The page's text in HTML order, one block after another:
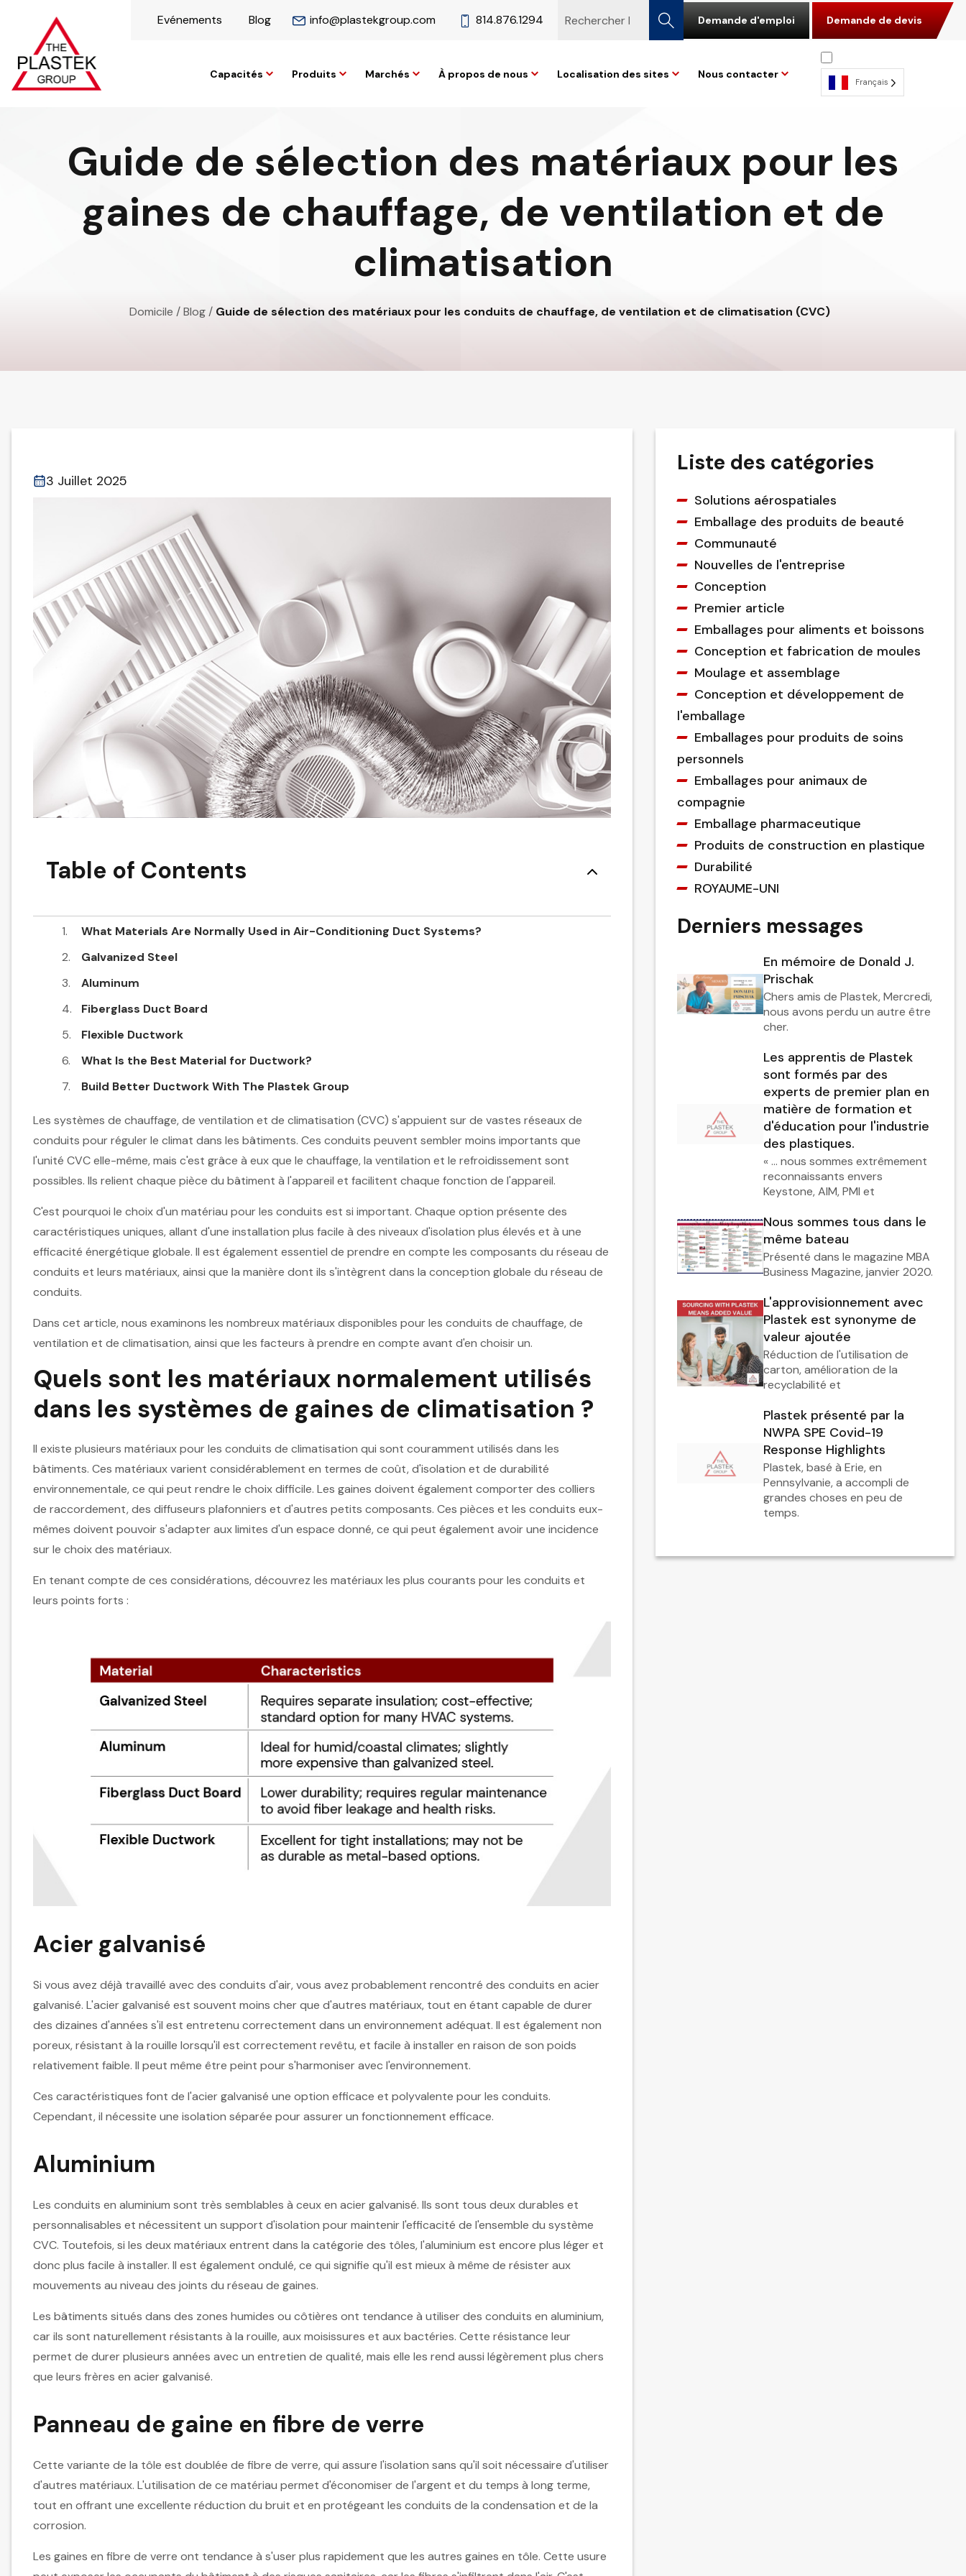
Evénements Blog info@plastekgroup.com 814.876.1294 Demande d'emploi Demande de devis
Capacités Produits Marchés À propos de nous Localisation des sites Nous contacter
Français
Guide de sélection des matériaux pour les
gaines de chauffage, de ventilation et de
climatisation
Domicile /Blog / Guide de sélection des matériaux pour les conduits de chauffage, de ventilation et de climatisation (CVC)
3 Juillet 2025
Table of Contents
What Materials Are Normally Used in Air-Conditioning Duct Systems?
Galvanized Steel
Aluminum
Fiberglass Duct Board
Flexible Ductwork
What Is the Best Material for Ductwork?
Build Better Ductwork With The Plastek Group
Les systèmes de chauffage, de ventilation et de climatisation (CVC) s'appuient sur de vastes réseaux de
conduits pour réguler le climat dans les bâtiments. Ces conduits peuvent sembler moins importants que
l'unité CVC elle-même, mais c'est grâce à eux que le chauffage, la ventilation et le refroidissement sont
possibles. Ils relient chaque pièce du bâtiment à l'appareil et facilitent chaque fonction de l'appareil.
C'est pourquoi le choix d'un matériau pour les conduits est si important. Chaque option présente des
caractéristiques uniques, allant d'une installation plus facile à des niveaux d'isolation plus élevés et à une
efficacité énergétique globale. Il est également essentiel de prendre en compte les composants du réseau de
conduits et leurs matériaux, ainsi que la manière dont ils s'intègrent dans la conception globale du réseau de
conduits.
Dans cet article, nous examinons les nombreux matériaux disponibles pour les conduits de chauffage, de
ventilation et de climatisation, ainsi que les facteurs à prendre en compte avant d'en choisir un.
Quels sont les matériaux normalement utilisés
dans les systèmes de gaines de climatisation ?
Il existe plusieurs matériaux pour les conduits de climatisation qui sont couramment utilisés dans les
bâtiments. Ces matériaux varient considérablement en termes de coût, d'isolation et de durabilité
environnementale, ce qui peut rendre le choix difficile. Les gaines doivent également comporter des colliers
de raccordement, des diffuseurs plafonniers et d'autres petits composants. Ces pièces et les conduits eux-
mêmes doivent pouvoir s'adapter aux limites d'un espace donné, ce qui peut également avoir une incidence
sur le choix des matériaux.
En tenant compte de ces considérations, découvrez les matériaux les plus courants pour les conduits et
leurs points forts :
Acier galvanisé
Si vous avez déjà travaillé avec des conduits d'air, vous avez probablement rencontré des conduits en acier
galvanisé. L'acier galvanisé est souvent moins cher que d'autres matériaux, tout en étant capable de durer
des dizaines d'années s'il est entretenu correctement dans un environnement adéquat. Il est également non
poreux, résistant à la rouille lorsqu'il est correctement revêtu, et facile à installer en raison de son poids
relativement faible. Il peut même être peint pour s'harmoniser avec l'environnement.
Ces caractéristiques font de l'acier galvanisé une option efficace et polyvalente pour les conduits.
Cependant, il nécessite une isolation séparée pour assurer un fonctionnement efficace.
Aluminium
Les conduits en aluminium sont très semblables à ceux en acier galvanisé. Ils sont tous deux durables et
personnalisables et nécessitent un support d'isolation pour maintenir l'efficacité de l'ensemble du système
CVC. Toutefois, si les deux matériaux entrent dans la catégorie des tôles, l'aluminium est encore plus léger et
donc plus facile à installer. Il est également ondulé, ce qui signifie qu'il est mieux à même de résister aux
mouvements au niveau des joints du réseau de gaines.
Les bâtiments situés dans des zones humides ou côtières ont tendance à utiliser des conduits en aluminium,
car ils sont naturellement résistants à la rouille, aux moisissures et aux bactéries. Cette résistance leur
permet de durer plusieurs années avec un entretien de qualité, mais elle les rend aussi légèrement plus chers
que leurs frères en acier galvanisé.
Panneau de gaine en fibre de verre
Cette variante de la tôle est doublée de fibre de verre, qui assure l'isolation sans qu'il soit nécessaire d'utiliser
d'autres matériaux. L'utilisation de ce matériau permet d'économiser de l'argent et du temps à long terme,
tout en offrant une excellente réduction du bruit et en protégeant les conduits de la condensation et de la
corrosion.
Les gaines en fibre de verre ont tendance à s'user plus rapidement que les autres gaines en tôle. Cette usure
Liste des catégories
Solutions aérospatiales
Emballage des produits de beauté
Communauté
Nouvelles de l'entreprise
Conception
Premier article
Emballages pour aliments et boissons
Conception et fabrication de moules
Moulage et assemblage
Conception et développement de
l'emballage
Emballages pour produits de soins
personnels
Emballages pour animaux de
compagnie
Emballage pharmaceutique
Produits de construction en plastique
Durabilité
ROYAUME-UNI
Derniers messages
En mémoire de Donald J.
Prischak
Chers amis de Plastek, Mercredi,
nous avons perdu un autre être
cher.
Les apprentis de Plastek
sont formés par des
experts de premier plan en
matière de formation et
d'éducation pour l'industrie
des plastiques.
« … nous sommes extrêmement
reconnaissants envers
Keystone, AIM, PMI et
Nous sommes tous dans le
même bateau
Présenté dans le magazine MBA
Business Magazine, janvier 2020.
L'approvisionnement avec
Plastek est synonyme de
valeur ajoutée
Réduction de l'utilisation de
carton, amélioration de la
recyclabilité et
Plastek présenté par la
NWPA SPE Covid-19
Response Highlights
Plastek, basé à Erie, en
Pennsylvanie, a accompli de
grandes choses en peu de
temps.